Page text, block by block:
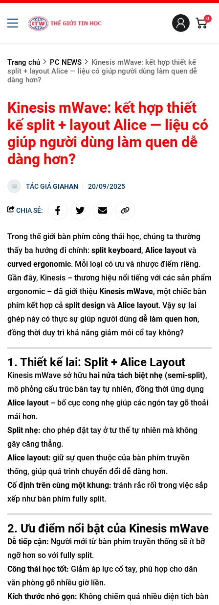
0
Trang chủ PC NEWS
Kinesis mWave: kết hợp thiết kế
split + layout Alice — liệu có giúp người dùng làm quen dễ
dàng hơn?
Kinesis mWave: kết hợp thiết
kế split + layout Alice — liệu có
giúp người dùng làm quen dễ
dàng hơn?
TÁC GIẢGIAHAN 20/09/2025
CHIA SẺ:
Trong thế giới bàn phím công thái học, chúng ta thường
thấy ba hướng đi chính: split keyboard, Alice layoutvà
curved ergonomic. Mỗi loại có ưu và nhược điểm riêng.
Gần đây, Kinesis – thương hiệu nổi tiếng với các sản phẩm
ergonomic – đã giới thiệu Kinesis mWave, một chiếc bàn
phím kết hợp cả split design và Alice layout. Vậy sự lai
ghép này có thực sự giúp người dùng dễ làm quen hơn,
đồng thời duy trì khả năng giảm mỏi cổ tay không?
1. Thiết kế lai: Split + Alice Layout
Kinesis mWave sở hữu hai nửa tách biệt nhẹ (semi-split),
mô phỏng cấu trúc bàn tay tự nhiên, đồng thời ứng dụng
Alice layout– bố cục cong nhẹ giúp các ngón tay gõ thoải
mái hơn.
Split nhẹ: cho phép đặt tay ở tư thế tự nhiên mà không
gây căng thẳng.
Alice layout: giữ sự quen thuộc của bàn phím truyền
thống, giúp quá trình chuyển đổi dễ dàng hơn.
Cố định trên cùng một khung: tránh rắc rối trong việc sắp
xếp như bàn phím fully split.
2. Ưu điểm nổi bật của Kinesis mWave
Dễ tiếp cận: Người mới từ bàn phím truyền thống sẽ ít bỡ
ngỡ hơn so với fully split.
Công thái học tốt: Giảm áp lực cổ tay, phù hợp cho dân
văn phòng gõ nhiều giờ liền.
Kích thước nhỏ gọn: Không chiếm quá nhiều diện tích bàn